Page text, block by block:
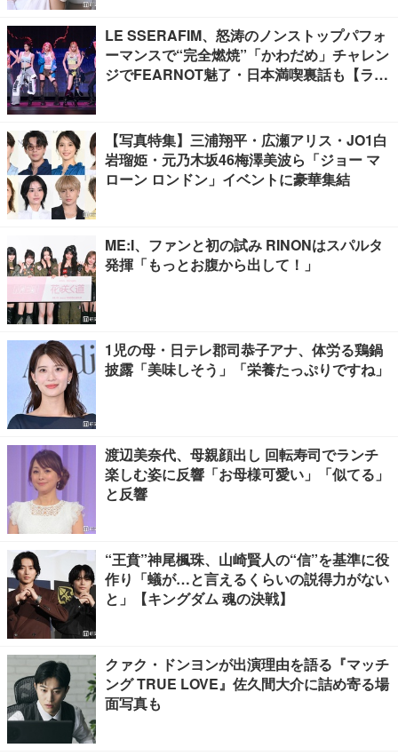
LE SSERAFIM、怒涛のノンストップパフォ
ーマンスで“完全燃焼”「かわだめ」チャレン
ジでFEARNOT魅了・日本満喫裏話も【ライ
【写真特集】三浦翔平・広瀬アリス・JO1白
岩瑠姫・元乃木坂46梅澤美波ら「ジョー マ
ローン ロンドン」イベントに豪華集結
ME:I、ファンと初の試み RINONはスパルタ
発揮「もっとお腹から出して！」
1児の母・日テレ郡司恭子アナ、体労る鶏鍋
披露「美味しそう」「栄養たっぷりですね」
渡辺美奈代、母親顔出し 回転寿司でランチ
楽しむ姿に反響「お母様可愛い」「似てる」
と反響
“王賁”神尾楓珠、山崎賢人の“信”を基準に役
作り「蟻が…と言えるくらいの説得力がない
と」【キングダム 魂の決戦】
クァク・ドンヨンが出演理由を語る『マッチ
ング TRUE LOVE』佐久間大介に詰め寄る場
面写真も